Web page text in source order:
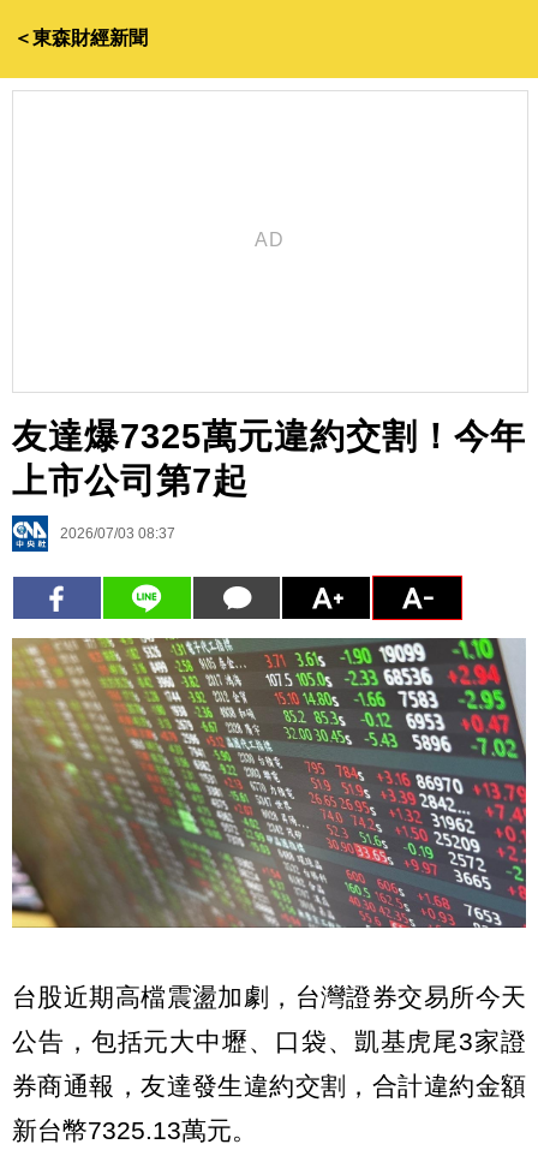
＜東森財經新聞
友達爆7325萬元違約交割！今年
上市公司第7起
2026/07/03 08:37
台股近期高檔震盪加劇，台灣證券交易所今天
公告，包括元大中壢、口袋、凱基虎尾3家證
券商通報，友達發生違約交割，合計違約金額
新台幣7325.13萬元。